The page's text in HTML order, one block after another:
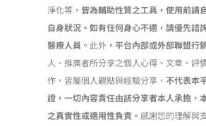
淨化等， 皆為輔助性質之工具，使用前請
自身狀況。如有任何身心不適，請優先諮
醫療人員。 此外 ，平台內部或外部聯盟行
人、推廣者所分享之個人心得、文章、評
作，皆屬個人觀點與經驗分享，不代表本
證，一切內容責任由該分享者本人承擔，
之真實性或適用性負責。 感謝您的理解與